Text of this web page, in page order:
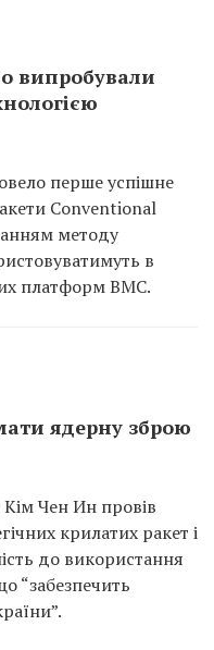
випробували
перше успішне
Conventional
методу
в
платформ ВМС.
ядерну зброю
Чен Ин провів
крилатих ракет і
до використання
“забезпечить